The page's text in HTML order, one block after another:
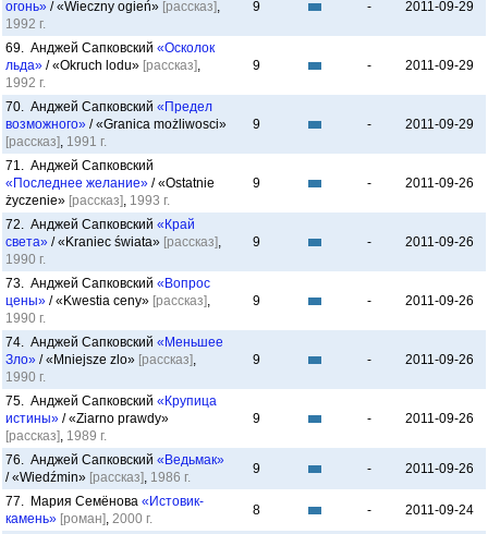
огонь» / «Wieczny ogień» [рассказ],
1992 г.
9 - 2011-09-29
69. Анджей Сапковский «Осколок
льда» / «Okruch lodu» [рассказ],
1992 г.
9 - 2011-09-29
70. Анджей Сапковский «Предел
возможного» / «Granica możliwosci»
[рассказ], 1991 г.
9 - 2011-09-29
71. Анджей Сапковский
«Последнее желание» / «Ostatnie
życzenie» [рассказ], 1993 г.
9 - 2011-09-26
72. Анджей Сапковский «Край
света» / «Kraniec świata» [рассказ],
1990 г.
9 - 2011-09-26
73. Анджей Сапковский «Вопрос
цены» / «Kwestia ceny» [рассказ],
1990 г.
9 - 2011-09-26
74. Анджей Сапковский «Меньшее
Зло» / «Mniejsze zlo» [рассказ],
1990 г.
9 - 2011-09-26
75. Анджей Сапковский «Крупица
истины» / «Ziarno prawdy»
[рассказ], 1989 г.
9 - 2011-09-26
76. Анджей Сапковский «Ведьмак»
/ «Wiedźmin» [рассказ], 1986 г.
9 - 2011-09-26
77. Мария Семёнова «Истовик-
камень» [роман], 2000 г.
8 - 2011-09-24